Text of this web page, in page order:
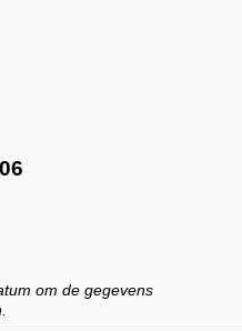
om de gegevens